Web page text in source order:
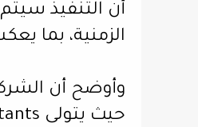
أن التنفيذ
الزمنية، بما
وأوضح أن